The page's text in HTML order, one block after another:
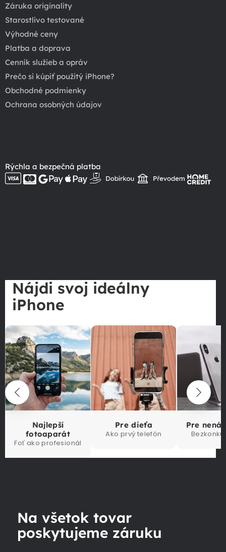
Záruka originality
Starostlivo testované
Výhodné ceny
Platba a doprava
Cenník služieb a opráv
Prečo si kúpiť použitý iPhone?
Obchodné podmienky
Ochrana osobných údajov
Rýchla a bezpečná platba
Nájdi svoj ideálny
iPhone
Najlepší
fotoaparát
Foť ako profesionál
Pre dieťa
Ako prvý telefón
Pre
Na všetok tovar
poskytujeme záruku